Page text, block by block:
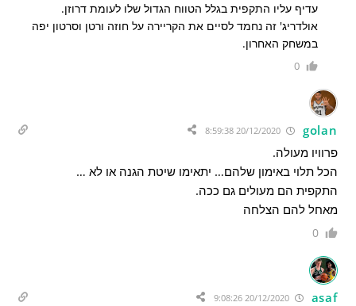
עדיף עליו התקפית בגלל הטווח הגדול שלו לעומת דרוזן.
אולדריג' זה נחמד לסיים את הקריירה על חוזה ורטן וסרטון יפה
במשחק האחרון.
0
golan
פרוויו מעולה.
הכל תלוי באימון שלהם… יתאימו שיטת הגנה או לא …
התקפית הם מעולים גם ככה.
מאחל להם הצלחה
0
asaf
20/12/2020 9:08:26